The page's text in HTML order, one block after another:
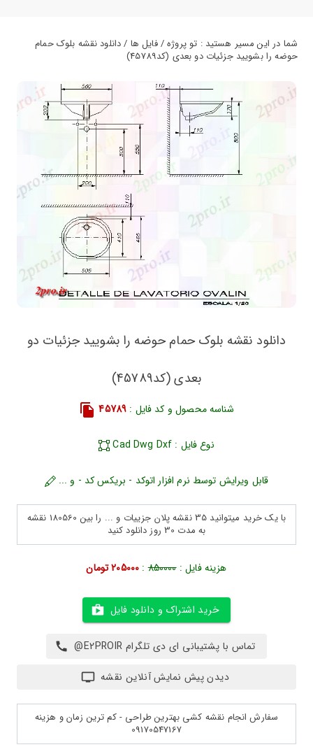
شما در این مسیر هستید : تو پروژه / فایل ها / دانلود نقشه بلوک حمام
حوضه را بشویید جزئیات دو بعدی (کد45789)
دانلود نقشه بلوک حمام حوضه را بشویید جزئیات دو
بعدی (کد45789)
شناسه محصول و کد فایل : 45789
نوع فایل : Cad Dwg Dxf
قابل ویرایش توسط نرم افزار اتوکد - بریکس کد - و ...
با یک خرید میتوانید 35 نقشه پلان جزییات و ... را بین 180560 نقشه
به مدت 30 روز دانلود کنید
هزینه فایل :850000
: 205000 تومان
خرید اشتراک و دانلود فایل
تماس با پشتیبانی ای دی تلگرام E2PROIR@
دیدن پیش نمایش آنلاین نقشه
سفارش انجام نقشه کشی بهترین طراحی - کم ترین زمان و هزینه
09170547167